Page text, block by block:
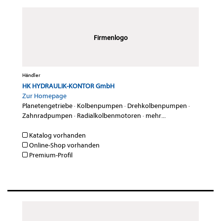
Firmenlogo
Händler
HK HYDRAULIK-KONTOR GmbH
Zur Homepage
Planetengetriebe· Kolbenpumpen · Drehkolbenpumpen ·
Zahnradpumpen · Radialkolbenmotoren · mehr...
Katalog vorhanden
Online-Shop vorhanden
Premium-Profil